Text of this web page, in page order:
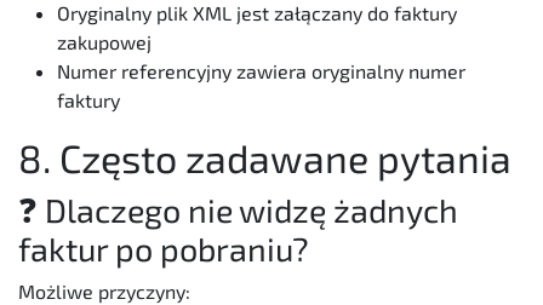
Oryginalny plik XML jest załączany do faktury
zakupowej
Numer referencyjny zawiera oryginalny numer
faktury
8. Często zadawane pytania
❓ Dlaczego nie widzę żadnych
faktur po pobraniu?
Możliwe przyczyny: